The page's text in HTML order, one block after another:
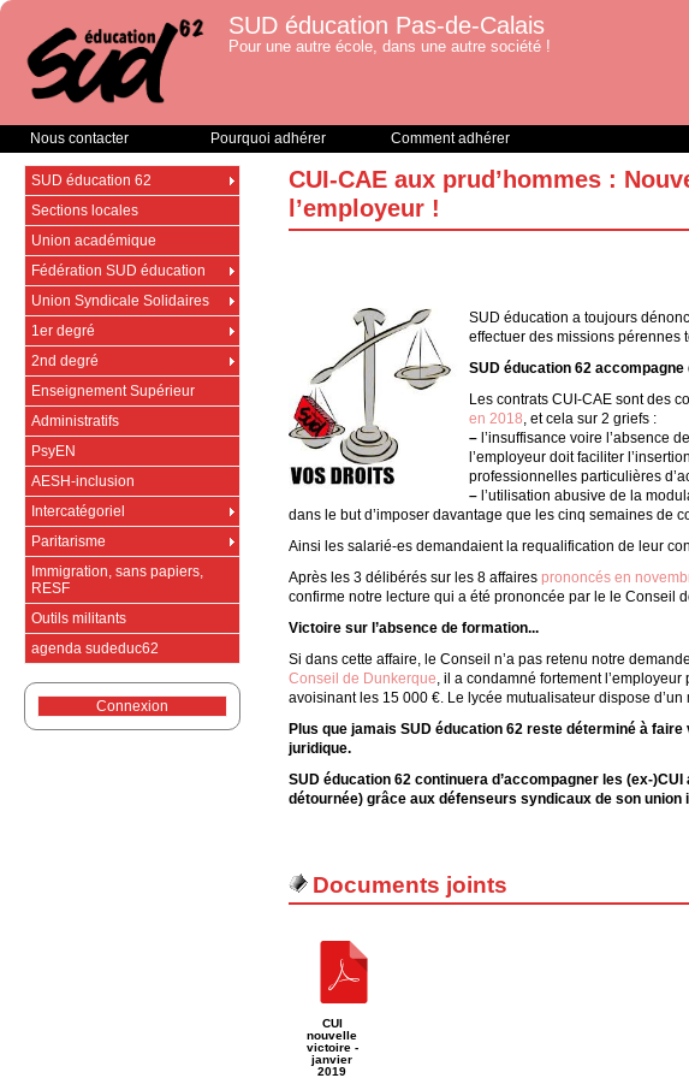
SUD éducation Pas-de-Calais
Pour une autre école, dans une autre société !
Nous contacter Pourquoi adhérer Comment adhérer
CUI-CAE aux prud’hommes :
l’employeur !
SUD éducation a toujours
effectuer des missions pérennes
SUD éducation 62
Les contrats CUI-CAE sont des
en 2018, et cela sur 2 griefs :
– l’insuffisance voire l’absence
l’employeur doit faciliter
professionnelles particulières
– l’utilisation abusive de la
dans le but d’imposer davantage que les cinq semaines de
Ainsi les salarié-es demandaient la requalification de leur
Après les 3 délibérés sur les 8 affaires prononcés en
confirme notre lecture qui a été prononcée par le le Conseil
Victoire sur l’absence de formation...
Si dans cette affaire, le Conseil n’a pas retenu notre
Conseil de Dunkerque, il a condamné fortement
avoisinant les 15 000 €. Le lycée mutualisateur dispose
Plus que jamais SUD éducation 62 reste déterminé à
juridique.
SUD éducation 62 continuera d’accompagner les (ex-
détournée) grâce aux défenseurs syndicaux de son
Documents joints
CUI
nouvelle
victoire -
janvier
2019
SUD éducation 62
Sections locales
Union académique
Fédération SUD éducation
Union Syndicale Solidaires
1er degré
2nd degré
Enseignement Supérieur
Administratifs
PsyEN
AESH-inclusion
Intercatégoriel
Paritarisme
Immigration, sans papiers,
RESF
Outils militants
agenda sudeduc62
Connexion